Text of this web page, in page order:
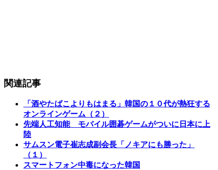
関連記事
「酒やたばこよりもはまる」韓国の１０代が熱狂する
オンラインゲーム（２）
先端人工知能 モバイル囲碁ゲームがついに日本に上
陸
サムスン電子崔志成副会長「ノキアにも勝った」
（１）
スマートフォン中毒になった韓国